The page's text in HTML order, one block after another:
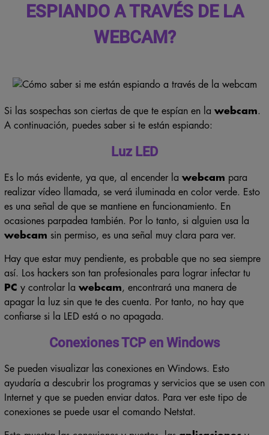
ESPIANDO A TRAVÉS DE LA
WEBCAM?
Si las sospechas son ciertas de que te espían en la webcam.
A continuación, puedes saber si te están espiando:
Luz LED
Es lo más evidente, ya que, al encender la webcam para
realizar vídeo llamada, se verá iluminada en color verde. Esto
es una señal de que se mantiene en funcionamiento. En
ocasiones parpadea también. Por lo tanto, si alguien usa la
webcam sin permiso, es una señal muy clara para ver.
Hay que estar muy pendiente, es probable que no sea siempre
así. Los hackers son tan profesionales para lograr infectar tu
PC y controlar la webcam, encontrará una manera de
apagar la luz sin que te des cuenta. Por tanto, no hay que
confiarse si la LED está o no apagada.
Conexiones TCP en Windows
Se pueden visualizar las conexiones en Windows. Esto
ayudaría a descubrir los programas y servicios que se usen con
Internet y que se pueden enviar datos. Para ver este tipo de
conexiones se puede usar el comando Netstat.